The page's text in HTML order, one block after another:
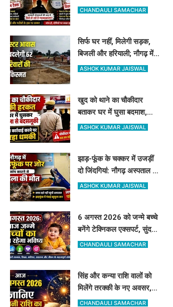
आधार कार्ड ने खोली पोल, होगी
CHANDAULI SAMACHAR
सिर्फ घर नहीं, मिलेगी सड़क,
बिजली और हरियाली; नौगढ़ में
क्लस्टर आवास से बदलेगी 62
ASHOK KUMAR JAISWAL
खुद को थाने का चौकीदार
बताकर घर में घुसा बदमाश,
महिला और पति से मारपीट, दांत
ASHOK KUMAR JAISWAL
झाड़-फूंक के चक्कर में उजड़ीं
दो जिंदगियां: नौगढ़ अस्पताल में
दवा थी, फिर भी नहीं बची गर्भवती
ASHOK KUMAR JAISWAL
6 अगस्त 2026 को जन्मे बच्चे
बनेंगे टेक्निकल एक्सपर्ट, सुंदर
रूप-रंग और करियर में मिलेगी
CHANDAULI SAMACHAR
सिंह और कन्या राशि वालों को
मिलेंगे तरक्की के नए अवसर,
जानिए अपनी राशि का पूरा
CHANDAULI SAMACHAR